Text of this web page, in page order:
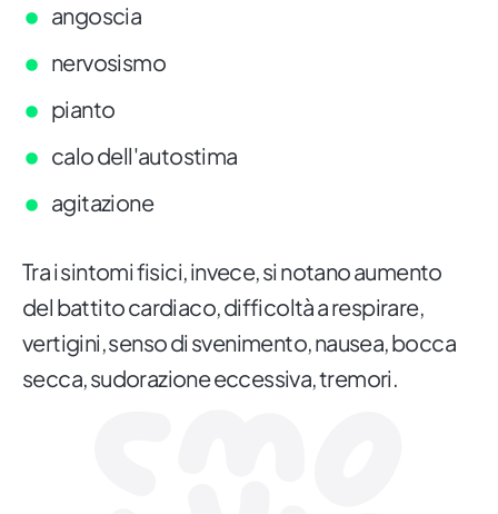
angoscia
nervosismo
pianto
calo dell'autostima
agitazione
Tra i sintomi fisici, invece, si notano aumento
del battito cardiaco, difficoltà a respirare,
vertigini, senso di svenimento, nausea, bocca
secca, sudorazione eccessiva, tremori.